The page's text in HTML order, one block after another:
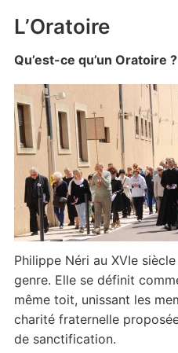
L’Oratoire
Qu’est-ce qu’un Oratoire ?
Philippe Néri au XVIe
genre. Elle se définit
même toit, unissant les
charité fraternelle
de sanctification.